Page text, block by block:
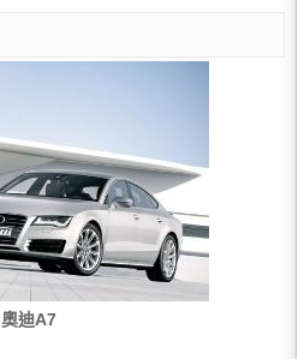
奧迪A7